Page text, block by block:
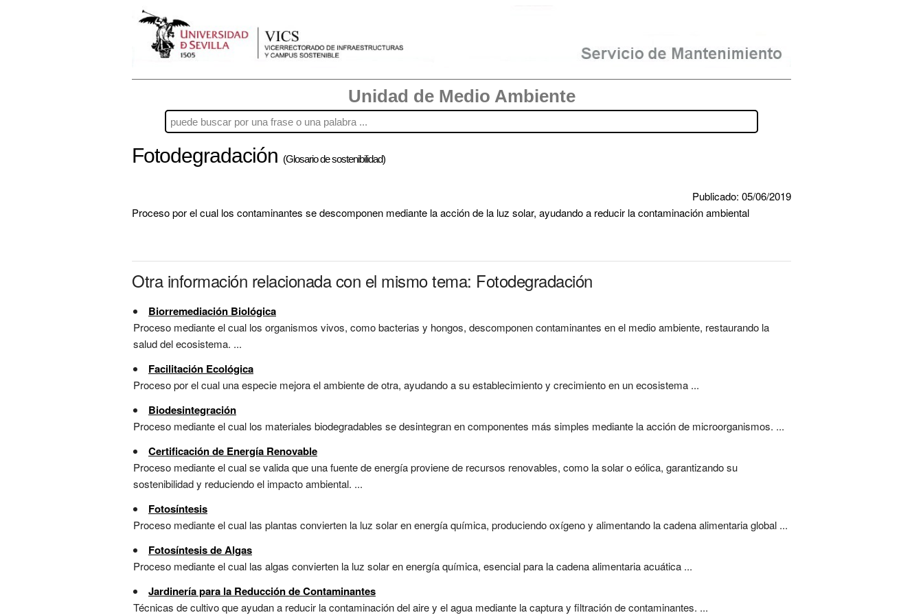
Unidad de Medio Ambiente
Fotodegradación (Glosario de sostenibilidad)
Publicado: 05/06/2019
Proceso por el cual los contaminantes se descomponen mediante la acción de la luz solar, ayudando a reducir la contaminación ambiental
Otra información relacionada con el mismo tema: Fotodegradación
Biorremediación Biológica
Proceso mediante el cual los organismos vivos, como bacterias y hongos, descomponen contaminantes en el medio ambiente, restaurando la
salud del ecosistema. ...
Facilitación Ecológica
Proceso por el cual una especie mejora el ambiente de otra, ayudando a su establecimiento y crecimiento en un ecosistema ...
Biodesintegración
Proceso mediante el cual los materiales biodegradables se desintegran en componentes más simples mediante la acción de microorganismos. ...
Certificación de Energía Renovable
Proceso mediante el cual se valida que una fuente de energía proviene de recursos renovables, como la solar o eólica, garantizando su
sostenibilidad y reduciendo el impacto ambiental. ...
Fotosíntesis
Proceso mediante el cual las plantas convierten la luz solar en energía química, produciendo oxígeno y alimentando la cadena alimentaria global ...
Fotosíntesis de Algas
Proceso mediante el cual las algas convierten la luz solar en energía química, esencial para la cadena alimentaria acuática ...
Jardinería para la Reducción de Contaminantes
Técnicas de cultivo que ayudan a reducir la contaminación del aire y el agua mediante la captura y filtración de contaminantes. ...